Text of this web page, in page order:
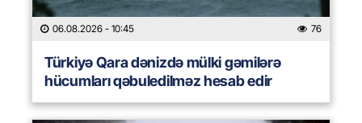
06.08.2026 - 10:45 76
Türkiyə Qara dənizdə mülki gəmilərə
hücumları qəbuledilməz hesab edir